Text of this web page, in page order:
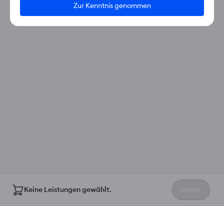
Keine Leistungen gewählt.
Zur Kenntnis genommen